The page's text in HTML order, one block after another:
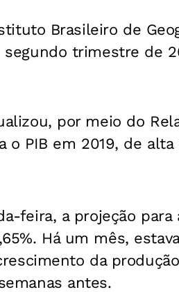
Brasileiro de
trimestre de
por meio do
o PIB em 2019, de
feira, a projeção
Há um mês,
da
antes.